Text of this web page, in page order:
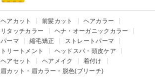
ヘアカット 前髪カット
ヘアカラー
リタッチカラー
ヘナ・オーガニックカラー
パーマ
縮毛矯正
ストレートパーマ
トリートメント
ヘッドスパ・頭皮ケア
ヘアセット
ヘアメイク
着付け
眉カット・眉カラー・脱色(ブリーチ)